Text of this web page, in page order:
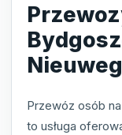
Przewóz osób
to usługa